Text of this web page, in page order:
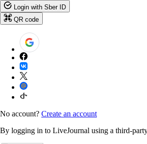
Login with Sber ID
QR code
No account? Create an account
By logging in to LiveJournal using a third-